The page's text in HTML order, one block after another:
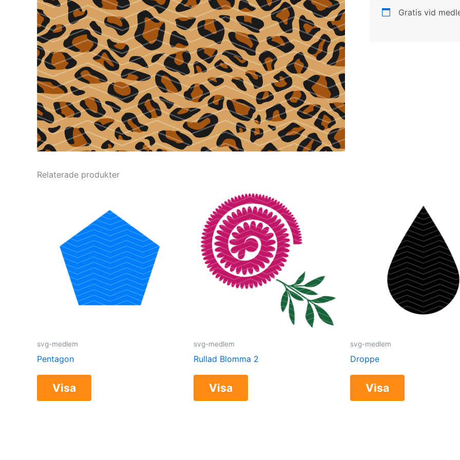
Gratis vid
Relaterade produkter
svg-medlem
Pentagon
Visa
svg-medlem
Rullad Blomma 2
Visa
svg-medlem
Droppe
Visa